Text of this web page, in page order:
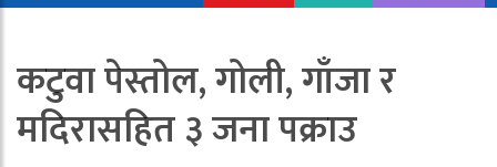
कटुवा पेस्तोल, गोली, गाँजा र
मदिरासहित ३ जना पक्राउ